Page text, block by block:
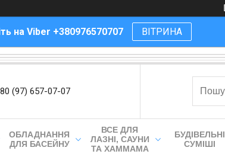
на Viber +380976570707 ВІТРИНА
(97) 657-07-07
ОБЛАДНАННЯ
ДЛЯ БАСЕЙНУ
ВСЕ ДЛЯ
ЛАЗНІ, САУНИ
ТА ХАММАМА
БУДІВЕЛЬНІ
СУМІШІ